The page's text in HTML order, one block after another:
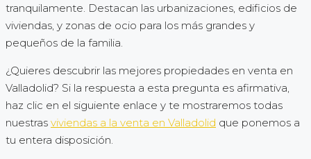
tranquilamente. Destacan las urbanizaciones, edificios de
viviendas, y zonas de ocio para los más grandes y
pequeños de la familia.
¿Quieres descubrir las mejores propiedades en venta en
Valladolid? Si la respuesta a esta pregunta es afirmativa,
haz clic en el siguiente enlace y te mostraremos todas
nuestras viviendas a la venta en Valladolid que ponemos a
tu entera disposición.